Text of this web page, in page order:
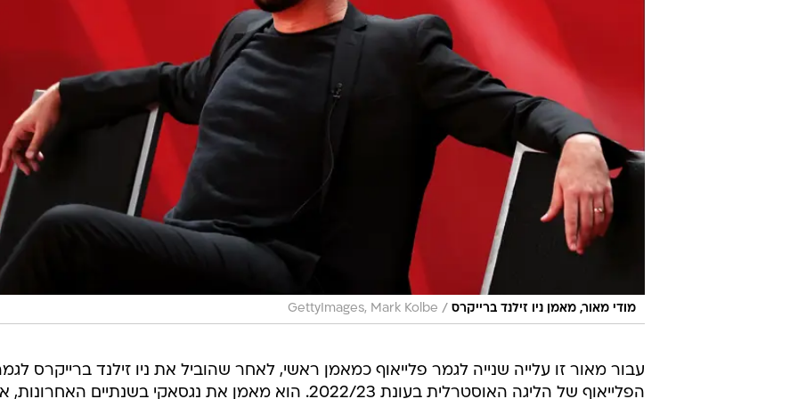
מודי מאור, מאמן ניו זילנד ברייקרס /
GettyImages, Mark Kolbe
עבור מאור זו עלייה שנייה לגמר פלייאוף כמאמן ראשי, לאחר שהוביל את ניו זילנד ברייקרס
הפלייאוף של הליגה האוסטרלית בעונת 2022/23. הוא מאמן את נגסאקי בשנתיים